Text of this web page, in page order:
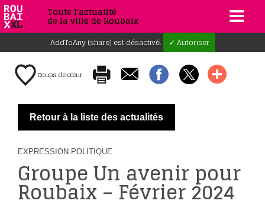
Toute l'actualité
de la ville de Roubaix
AddToAny (share) est désactivé. ✓ Autoriser
Coups de cœur
Retour à la liste des actualités
EXPRESSION POLITIQUE
Groupe Un avenir pour
Roubaix – Février 2024